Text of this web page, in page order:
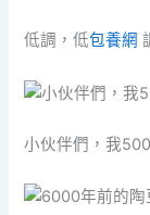
低調，低包養網
小伙伴們，我